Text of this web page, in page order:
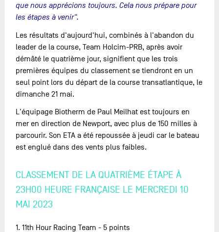
que nous apprécions toujours. Cela nous prépare pour
les étapes à venir".
Les résultats d'aujourd'hui, combinés à l'abandon du
leader de la course, Team Holcim-PRB, après avoir
démâté le quatrième jour, signifient que les trois
premières équipes du classement se tiendront en un
seul point lors du départ de la course transatlantique, le
dimanche 21 mai.
L'équipage Biotherm de Paul Meilhat est toujours en
mer en direction de Newport, avec plus de 150 milles à
parcourir. Son ETA a été repoussée à jeudi car le bateau
est englué dans des vents plus faibles.
CLASSEMENT DE LA QUATRIÈME ÉTAPE À
23H00 HEURE FRANÇAISE LE MERCREDI 10
MAI 2023
1. 11th Hour Racing Team - 5 points